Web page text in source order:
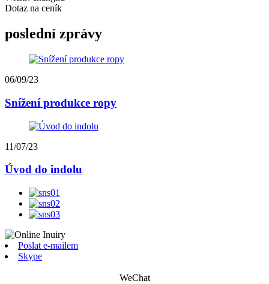
Dotaz na ceník
poslední zprávy
06/09/23
Snížení produkce ropy
11/07/23
Úvod do indolu
Poslat e-mailem
Skype
WeChat